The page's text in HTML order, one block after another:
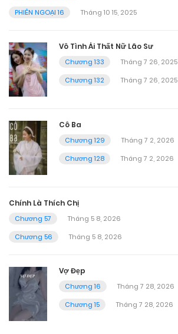
PHIÊN NGOẠI 16
Tháng 10 15, 2025
Vô Tình Ái Thất Nữ Lão Sư
Chương 133
Tháng 7 26, 2025
Chương 132
Tháng 7 26, 2025
Cô Ba
Chương 129
Tháng 7 2, 2026
Chương 128
Tháng 7 2, 2026
Chính Là Thích Chị
Chương 57
Tháng 5 8, 2026
Chương 56
Tháng 5 8, 2026
Vợ Đẹp
Chương 16
Tháng 7 28, 2026
Chương 15
Tháng 7 28, 2026